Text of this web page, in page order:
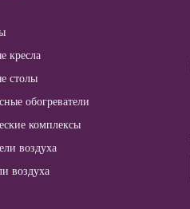
кресла
столы
обогреватели
комплексы
воздуха
воздуха